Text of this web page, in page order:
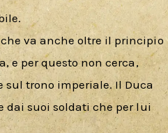
va anche oltre il principio
e per questo non cerca,
trono imperiale. Il Duca
dai suoi soldati che per lui